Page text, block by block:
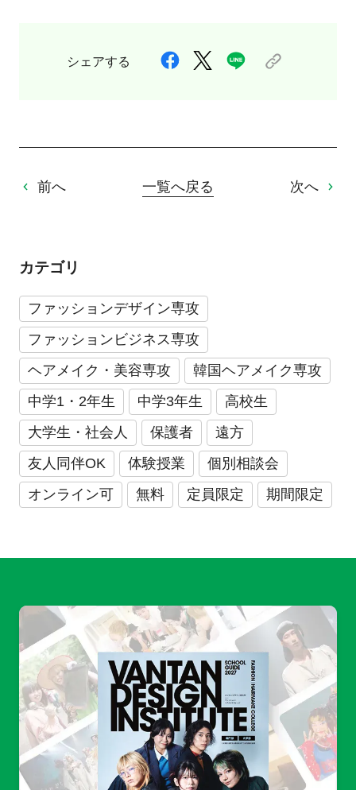
シェアする
前へ 一覧へ戻る 次へ
カテゴリ
ファッションデザイン専攻
ファッションビジネス専攻
ヘアメイク・美容専攻
韓国ヘアメイク専攻
中学1・2年生
中学3年生
高校生
大学生・社会人
保護者
遠方
友人同伴OK
体験授業
個別相談会
オンライン可
無料 定員限定 期間限定